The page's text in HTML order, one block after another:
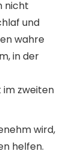
nicht
und
wahre
in der
im zweiten
wird,
helfen.